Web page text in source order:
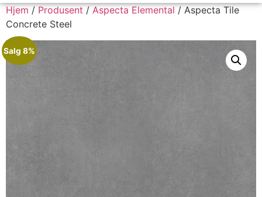
Hjem/Produsent/Aspecta Elemental/ Aspecta Tile
Concrete Steel
Salg 8%